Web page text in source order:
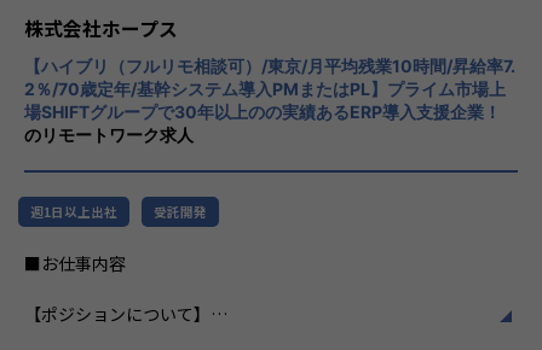
【業務の変更の範囲】
IT開発関連業務
「バックオフィスDX」「Make work fun！」をモットーに、
バックオフィス業務とそこに関わる人たちの働き方を変えて
いくことを通して、企業競争力を向上させることを使命とし
ています。
ヒトが元気になれば、ビジネスも活性化する。​
HOPESはヒトが何をすべきかを追求し、ITの力で “働くを楽
しく” へリノベートすることで社会に貢献します。​
・2020年に東証プライム上場SHIFTグループ入り！安定基盤
・明確な評価制度「昇給率7.7％」（2023年度実績）
・VISION「基幹系業務DXをリード」
ITの力で人手不足の解消と流動性の拡大に寄与するサービス
を提供し、世の中の仕事の標準化の輪を広げます。
【ホープスの目指す世界】
《ERP導入を支援し、業務標準化の輪を広げる》
準大手から中堅規模の企業においては実現していない企業が
ホープスはそのような企業への支援戦略を中心に事業を展開
大手企業、中規模企業向けのERP領域でシェアNO.1を目指し
CloudやOracle ERP Cloudなどを活用し、企
業の業務プロセスを最適化し、経営管理の強
化を図っています1。
社風/文化
ホープスは、若手社員が活躍できる環境で、
社内の風通しが良く、活気に満ちた雰囲気が
特徴です。多様性を重視し、様々な国籍や背
景を持つ社員が協力し合いながら働いていま
働き方/リモートワーク
株式会社ホープス
【ハイブリ（フルリモ相談可）/東京/月平均残業10時間/昇給率7.
2％/70歳定年/基幹システム導入PMまたはPL】プライム市場上
場SHIFTグループで30年以上のの実績あるERP導入支援企業！
のリモートワーク求人
週1日以上出社 受託開発
■お仕事内容
【ポジションについて】